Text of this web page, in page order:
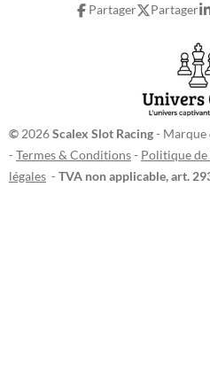
a
m
u
b
e
Partager Partager
© 2026Scalex Slot Racing- Marque
- Termes & Conditions- Politique
légales - TVA non applicable, art.